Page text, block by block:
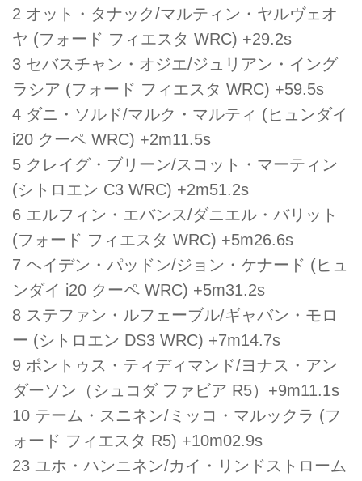
2 オット・タナック/マルティン・ヤルヴェオ
ヤ (フォード フィエスタ WRC) +29.2s
3 セバスチャン・オジエ/ジュリアン・イング
ラシア (フォード フィエスタ WRC) +59.5s
4 ダニ・ソルド/マルク・マルティ (ヒュンダイ
i20 クーペ WRC) +2m11.5s
5 クレイグ・ブリーン/スコット・マーティン
(シトロエン C3 WRC) +2m51.2s
6 エルフィン・エバンス/ダニエル・バリット
(フォード フィエスタ WRC) +5m26.6s
7 ヘイデン・パッドン/ジョン・ケナード (ヒュ
ンダイ i20 クーペ WRC) +5m31.2s
8 ステファン・ルフェーブル/ギャバン・モロ
ー (シトロエン DS3 WRC) +7m14.7s
9 ポントゥス・ティディマンド/ヨナス・アン
ダーソン（シュコダ ファビア R5）+9m11.1s
10 テーム・スニネン/ミッコ・マルックラ (フ
ォード フィエスタ R5) +10m02.9s
23 ユホ・ハンニネン/カイ・リンドストローム